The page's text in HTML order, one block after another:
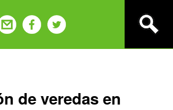
de veredas en